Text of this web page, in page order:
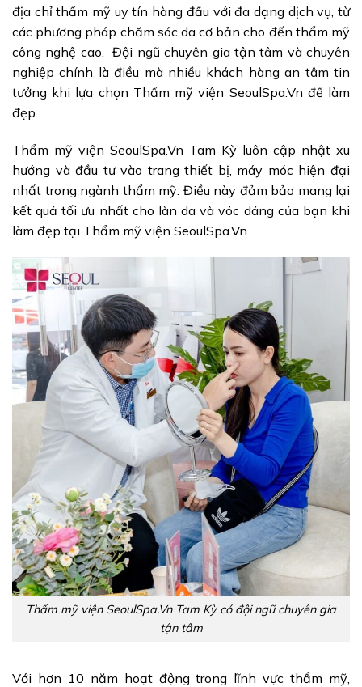
địa chỉ thẩm mỹ uy tín hàng đầu với đa dạng dịch vụ, từ
các phương pháp chăm sóc da cơ bản cho đến thẩm mỹ
công nghệ cao. Đội ngũ chuyên gia tận tâm và chuyên
nghiệp chính là điều mà nhiều khách hàng an tâm tin
tưởng khi lựa chọn Thẩm mỹ viện SeoulSpa.Vn để làm
đẹp.
Thẩm mỹ viện SeoulSpa.Vn Tam Kỳ luôn cập nhật xu
hướng và đầu tư vào trang thiết bị, máy móc hiện đại
nhất trong ngành thẩm mỹ. Điều này đảm bảo mang lại
kết quả tối ưu nhất cho làn da và vóc dáng của bạn khi
làm đẹp tại Thẩm mỹ viện SeoulSpa.Vn.
Thẩm mỹ viện SeoulSpa.Vn Tam Kỳ có đội ngũ chuyên gia
tận tâm
Với hơn 10 năm hoạt động trong lĩnh vực thẩm mỹ,